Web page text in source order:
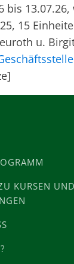
bis
15
u.
KURSEN UND